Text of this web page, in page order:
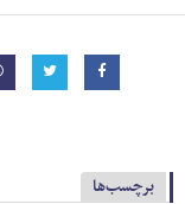
برچسب‌ها